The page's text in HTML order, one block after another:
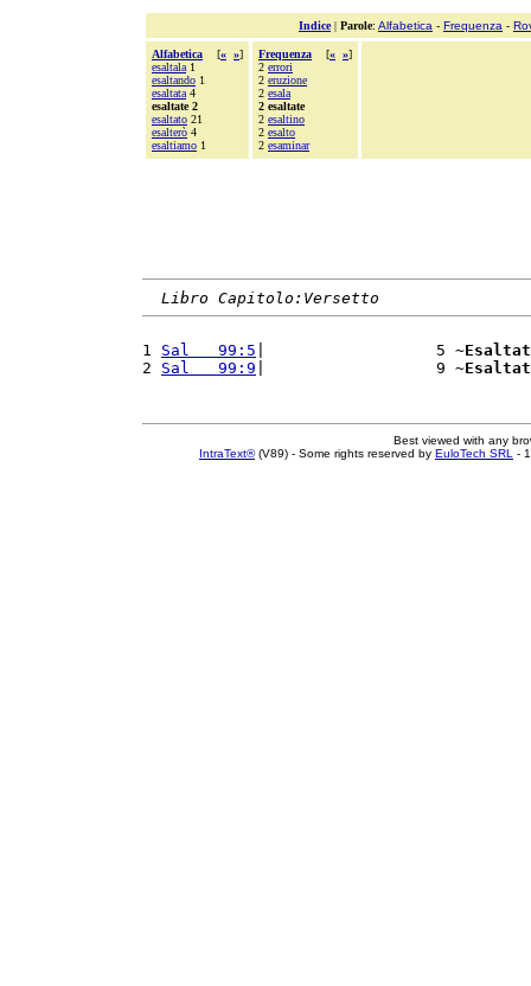
Indice| Parole: Alfabetica - Frequenza -
Alfabetica [« »]
esaltala 1
esaltando 1
esaltata 4
esaltate 2
esaltato 21
esalterò 4
esaltiamo 1
Frequenza [« »]
2 errori
2 eruzione
2 esala
2 esaltate
2 esaltino
2 esalto
2 esaminar
Libro Capitolo:Versetto
1 Sal   99:5 |                  5 ~
2 Sal   99:9 |                  9 ~
Best viewed with any
IntraText®(V89) - Some rights reserved by EuloTech SRL -